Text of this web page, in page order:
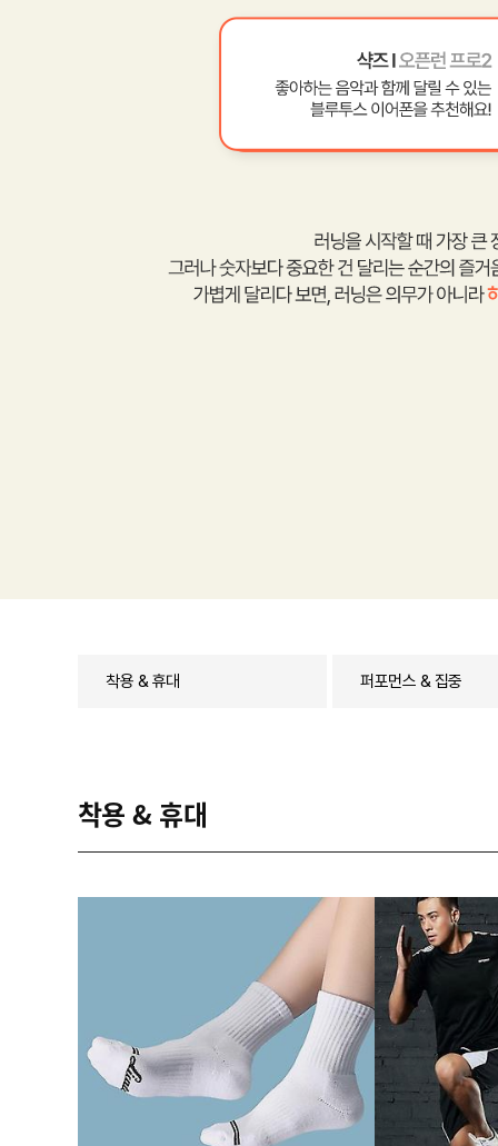
착용 & 휴대 퍼포먼스 & 집중
착용 & 휴대